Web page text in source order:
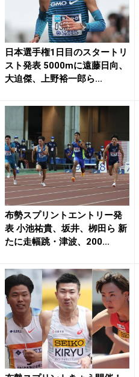
日本選手権1日目のスタートリ
スト発表 5000mに遠藤日向、
大迫傑、上野裕一郎ら...
布勢スプリントエントリー発
表 小池祐貴、坂井、栁田ら 新
たに走幅跳・津波、200...